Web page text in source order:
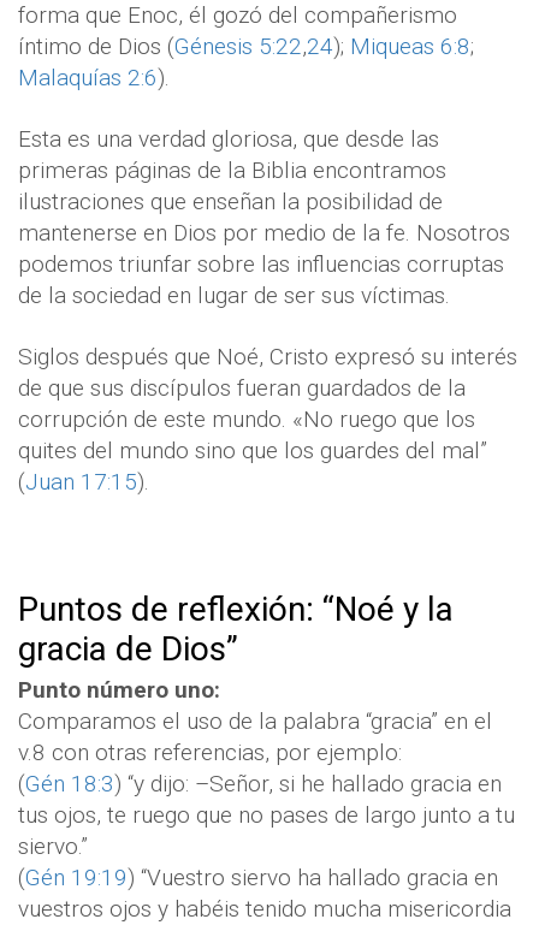
forma que Enoc, él gozó del compañerismo
íntimo de Dios (Génesis 5:22,24); Miqueas 6:8;
Malaquías 2:6).
Esta es una verdad gloriosa, que desde las
primeras páginas de la Biblia encontramos
ilustraciones que enseñan la posibilidad de
mantenerse en Dios por medio de la fe. Nosotros
podemos triunfar sobre las influencias corruptas
de la sociedad en lugar de ser sus víctimas.
Siglos después que Noé, Cristo expresó su interés
de que sus discípulos fueran guardados de la
corrupción de este mundo. «No ruego que los
quites del mundo sino que los guardes del mal”
(Juan 17:15).
Puntos de reflexión: “Noé y la
gracia de Dios”
Punto número uno:
Comparamos el uso de la palabra “gracia” en el
v.8 con otras referencias, por ejemplo:
(Gén 18:3) “y dijo: –Señor, si he hallado gracia en
tus ojos, te ruego que no pases de largo junto a tu
siervo.”
(Gén 19:19) “Vuestro siervo ha hallado gracia en
vuestros ojos y habéis tenido mucha misericordia